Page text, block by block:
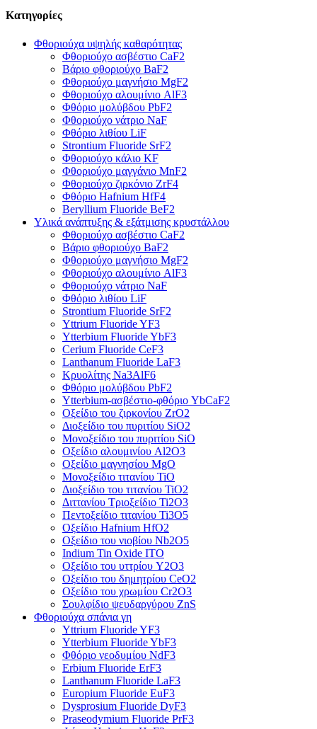
Κατηγορίες
Φθοριούχα υψηλής καθαρότητας
Φθοριούχο ασβέστιο CaF2
Βάριο φθοριούχο BaF2
Φθοριούχο μαγνήσιο MgF2
Φθοριούχο αλουμίνιο AlF3
Φθόριο μολύβδου PbF2
Φθοριούχο νάτριο NaF
Φθόριο λιθίου LiF
Strontium Fluoride SrF2
Φθοριούχο κάλιο KF
Φθοριούχο μαγγάνιο MnF2
Φθοριούχο ζιρκόνιο ZrF4
Φθόριο Hafnium HfF4
Beryllium Fluoride BeF2
Υλικά ανάπτυξης & εξάτμισης κρυστάλλου
Φθοριούχο ασβέστιο CaF2
Βάριο φθοριούχο BaF2
Φθοριούχο μαγνήσιο MgF2
Φθοριούχο αλουμίνιο AlF3
Φθοριούχο νάτριο NaF
Φθόριο λιθίου LiF
Strontium Fluoride SrF2
Yttrium Fluoride YF3
Ytterbium Fluoride YbF3
Cerium Fluoride CeF3
Lanthanum Fluoride LaF3
Κρυολίτης Na3AlF6
Φθόριο μολύβδου PbF2
Ytterbium-ασβέστιο-φθόριο YbCaF2
Οξείδιο του ζιρκονίου ZrO2
Διοξείδιο του πυριτίου SiO2
Μονοξείδιο του πυριτίου SiO
Οξείδιο αλουμινίου Al2O3
Οξείδιο μαγνησίου MgO
Μονοξείδιο τιτανίου TiO
Διοξείδιο του τιτανίου TiO2
Διττανίου Τριοξείδιο Ti2O3
Πεντοξείδιο τιτανίου Ti3O5
Οξείδιο Hafnium HfO2
Οξείδιο του νιοβίου Nb2O5
Indium Tin Oxide ITO
Οξείδιο του υττρίου Y2O3
Οξείδιο του δημητρίου CeO2
Οξείδιο του χρωμίου Cr2O3
Σουλφίδιο ψευδαργύρου ZnS
Φθοριούχα σπάνια γη
Yttrium Fluoride YF3
Ytterbium Fluoride YbF3
Φθόριο νεοδυμίου NdF3
Erbium Fluoride ErF3
Lanthanum Fluoride LaF3
Europium Fluoride EuF3
Dysprosium Fluoride DyF3
Praseodymium Fluoride PrF3